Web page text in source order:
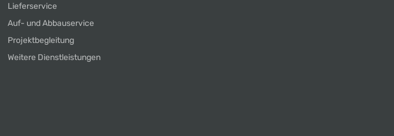
Lieferservice
Auf- und Abbauservice
Projektbegleitung
Weitere Dienstleistungen